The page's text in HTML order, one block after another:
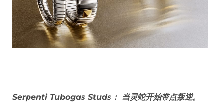
Serpenti Tubogas Studs： 当灵蛇开始带点叛逆。